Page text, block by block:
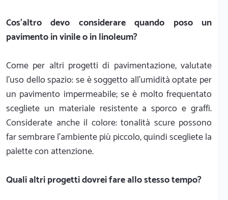
Cos'altro devo considerare quando poso un
pavimento in vinile o in linoleum?
Come per altri progetti di pavimentazione, valutate
l'uso dello spazio: se è soggetto all'umidità optate per
un pavimento impermeabile; se è molto frequentato
scegliete un materiale resistente a sporco e graffi.
Considerate anche il colore: tonalità scure possono
far sembrare l'ambiente più piccolo, quindi scegliete la
palette con attenzione.
Quali altri progetti dovrei fare allo stesso tempo?